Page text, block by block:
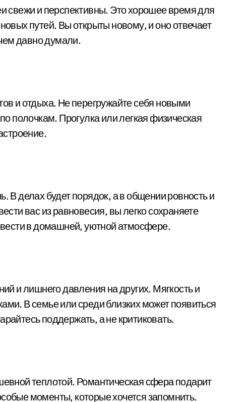
свежи и перспективны. Это хорошее время для
путей. Вы открыты новому, и оно отвечает
давно думали.
и отдыха. Не перегружайте себя новыми
полочкам. Прогулка или легкая физическая
делах будет порядок, а в общении ровность и
вас из равновесия, вы легко сохраняете
в домашней, уютной атмосфере.
и лишнего давления на других. Мягкость и
В семье или среди близких может появиться
поддержать, а не критиковать.
теплотой. Романтическая сфера подарит
моменты, которые хочется запомнить.